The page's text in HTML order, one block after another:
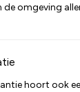
de omgeving
hoort ook